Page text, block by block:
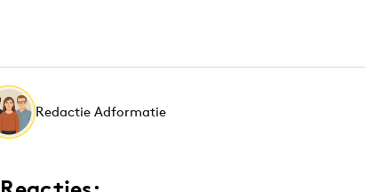
Redactie Adformatie